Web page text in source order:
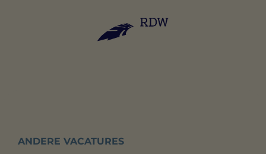
ANDERE VACATURES